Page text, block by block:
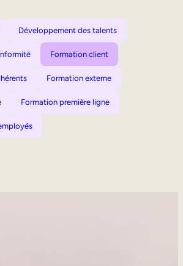
Développement des talents
Formation client
Formation externe
Formation première ligne